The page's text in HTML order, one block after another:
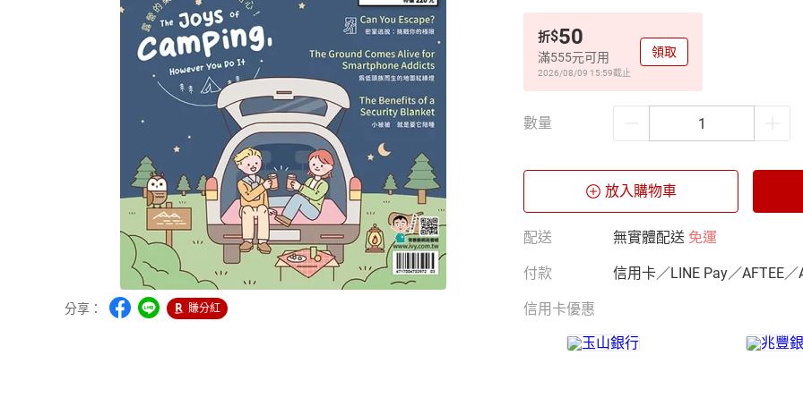
分享： 賺分紅
折$50
滿555元可用
2026/08/09 15:59截止
領取
數量
放入購物車
配送 無實體配送 免運
付款 信用卡／LINE Pay／AFTEE／
信用卡優惠